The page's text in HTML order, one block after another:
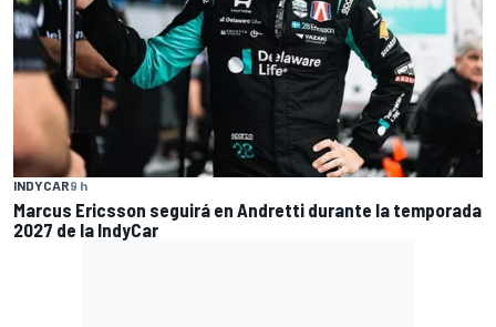
INDYCAR9 h
Marcus Ericsson seguirá en Andretti durante la temporada
2027 de la IndyCar